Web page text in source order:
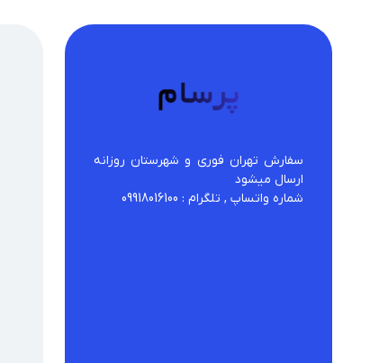
شماره واتساپ , تلگرام : 09918016100